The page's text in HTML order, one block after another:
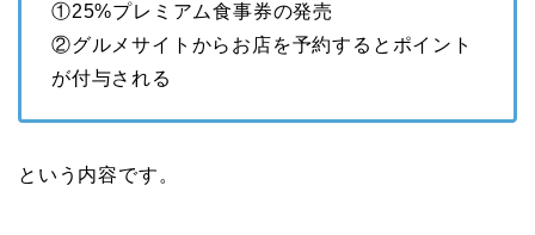
①25%プレミアム食事券の発売
②グルメサイトからお店を予約するとポイント
が付与される
という内容です。